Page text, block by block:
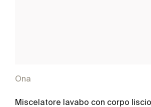
Ona
Miscelatore lavabo con corpo